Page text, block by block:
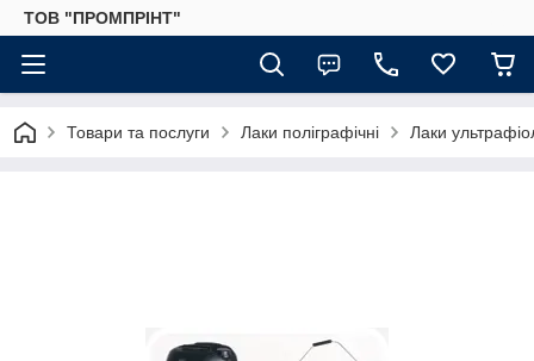
ТОВ "ПРОМПРІНТ"
Товари та послуги Лаки поліграфічні Лаки